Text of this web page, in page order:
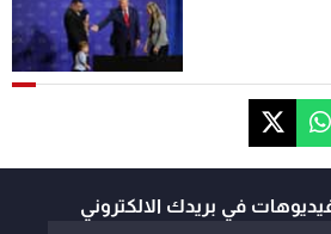
في بريدك الالكتروني